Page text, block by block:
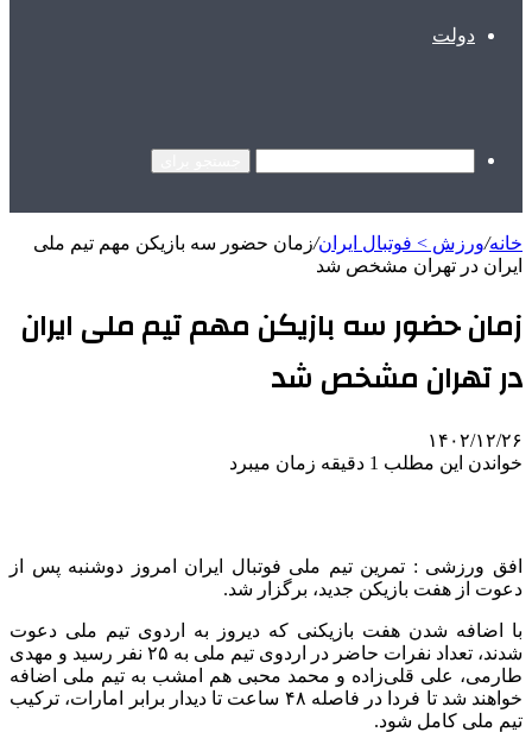
دولت
خانه/ورزش > فوتبال ایران/زمان حضور سه بازیکن مهم تیم ملی
ایران در تهران مشخص شد
زمان حضور سه بازیکن مهم تیم ملی ایران
در تهران مشخص شد
۱۴۰۲/۱۲/۲۶
خواندن این مطلب 1 دقیقه زمان میبرد
افق ورزشی : تمرین تیم ملی فوتبال ایران امروز دوشنبه پس از
دعوت از هفت بازیکن جدید، برگزار شد.
با اضافه شدن هفت بازیکنی که دیروز به اردوی تیم ملی دعوت
شدند، تعداد نفرات حاضر در اردوی تیم ملی به ٢۵ نفر رسید و مهدی
طارمی، علی قلی‌زاده و محمد محبی هم امشب به تیم ملی اضافه
خواهند شد تا فردا در فاصله ۴٨ ساعت تا دیدار برابر امارات، ترکیب
تیم ملی کامل شود.